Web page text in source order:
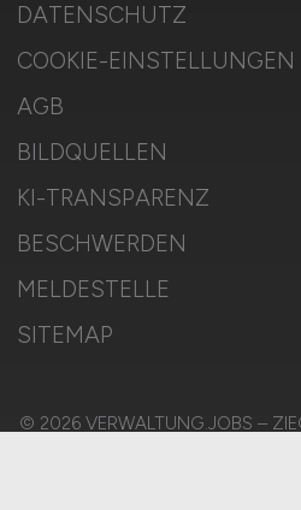
DATENSCHUTZ
COOKIE-EINSTELLUNGEN
AGB
BILDQUELLEN
KI-TRANSPARENZ
BESCHWERDEN
MELDESTELLE
SITEMAP
© 2026 VERWALTUNG.JOBS –